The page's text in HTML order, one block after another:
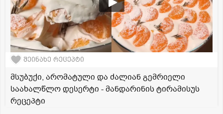
შეინახე რეცეპტი
მსუბუქი, არომატული და ძალიან გემრიელი
საახალწლო დესერტი - მანდარინის ტირამისუს
რეცეპტი